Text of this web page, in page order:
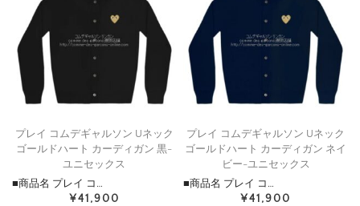
プレイ コムデギャルソン Uネック
ゴールドハート カーディガン 黒-
ユニセックス
■商品名 プレイ コ…
¥41,900
プレイ コムデギャルソン Uネック
ゴールドハート カーディガン ネイ
ビー-ユニセックス
■商品名 プレイ コ…
¥41,900